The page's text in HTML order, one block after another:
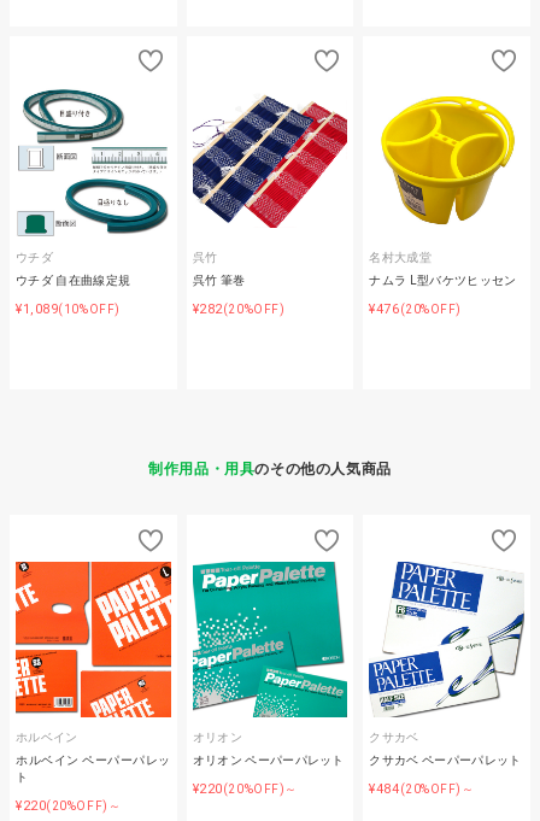
ウチダ
ウチダ 自在曲線定規
¥1,089(10%OFF)
呉竹
呉竹 筆巻
¥282(20%OFF)
名村大成堂
ナムラ L型バケツヒッセン
¥476(20%OFF)
制作用品・用具のその他の人気商品
ホルベイン
ホルベイン ペーパーパレッ
ト
¥220(20%OFF)～
オリオン
オリオン ペーパーパレット
¥220(20%OFF)～
クサカベ
クサカベ ペーパーパレット
¥484(20%OFF)～